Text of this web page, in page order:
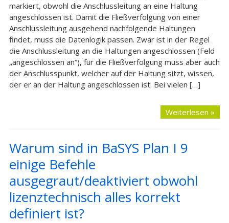
markiert, obwohl die Anschlussleitung an eine Haltung
angeschlossen ist. Damit die Fließverfolgung von einer
Anschlussleitung ausgehend nachfolgende Haltungen
findet, muss die Datenlogik passen. Zwar ist in der Regel
die Anschlussleitung an die Haltungen angeschlossen (Feld
„angeschlossen an“), für die Fließverfolgung muss aber auch
der Anschlusspunkt, welcher auf der Haltung sitzt, wissen,
der er an der Haltung angeschlossen ist. Bei vielen […]
Weiterlesen »
Warum sind in BaSYS Plan I 9
einige Befehle
ausgegraut/deaktiviert obwohl
lizenztechnisch alles korrekt
definiert ist?